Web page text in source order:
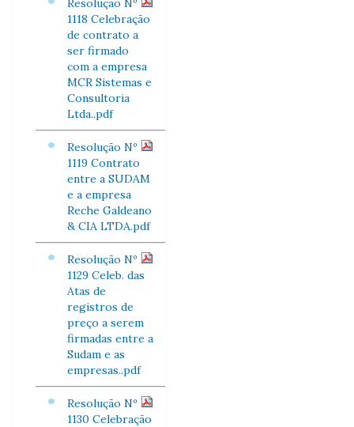
Resolução Nº
1118 Celebração
de contrato a
ser firmado
com a empresa
MCR Sistemas e
Consultoria
Ltda..pdf
Resolução Nº
1119 Contrato
entre a SUDAM
e a empresa
Reche Galdeano
& CIA LTDA.pdf
Resolução Nº
1129 Celeb. das
Atas de
registros de
preço a serem
firmadas entre a
Sudam e as
empresas..pdf
Resolução Nº
1130 Celebração